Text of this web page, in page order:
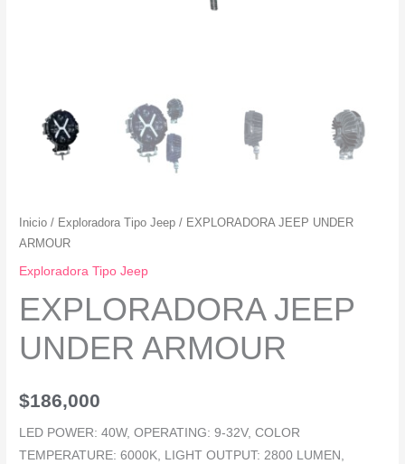
Inicio / Exploradora Tipo Jeep / EXPLORADORA JEEP UNDER
ARMOUR
Exploradora Tipo Jeep
EXPLORADORA JEEP
UNDER ARMOUR
$186,000
LED POWER: 40W, OPERATING: 9-32V, COLOR
TEMPERATURE: 6000K, LIGHT OUTPUT: 2800 LUMEN,